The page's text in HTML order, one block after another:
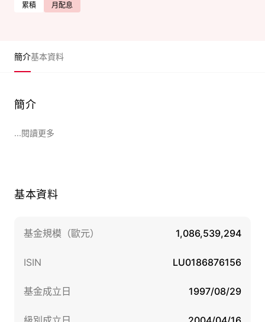
累積
月配息
簡介基本資料
簡介
...閱讀更多
基本資料
基金規模（歐元） 1,086,539,294
ISIN LU0186876156
基金成立日 1997/08/29